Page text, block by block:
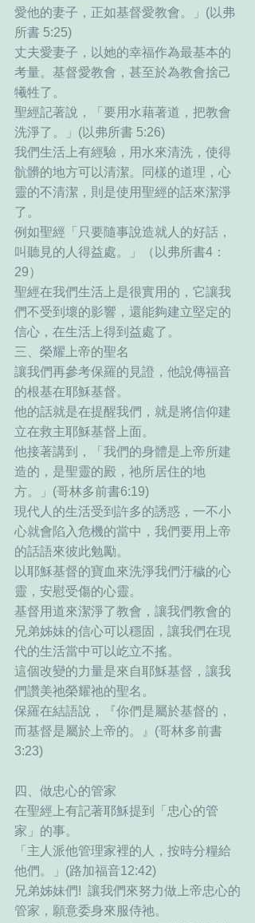
愛他的妻子，正如基督愛教會。」(以弗
所書 5:25)
丈夫愛妻子，以她的幸福作為最基本的
考量。基督愛教會，甚至於為教會捨己
犧牲了。
聖經記著說，「要用水藉著道，把教會
洗淨了。」(以弗所書 5:26)
我們生活上有經驗，用水來清洗，使得
骯髒的地方可以清潔。同樣的道理，心
靈的不清潔，則是使用聖經的話來潔淨
了。
例如聖經「只要隨事說造就人的好話，
叫聽見的人得益處。」（以弗所書4：
29）
聖經在我們生活上是很實用的，它讓我
們不受到壞的影響，還能夠建立堅定的
信心，在生活上得到益處了。
三、榮耀上帝的聖名
讓我們再參考保羅的見證，他說傳福音
的根基在耶穌基督。
他的話就是在提醒我們，就是將信仰建
立在救主耶穌基督上面。
他接著講到，「我們的身體是上帝所建
造的，是聖靈的殿，祂所居住的地
方。」(哥林多前書6:19)
現代人的生活受到許多的誘惑，一不小
心就會陷入危機的當中，我們要用上帝
的話語來彼此勉勵。
以耶穌基督的寶血來洗淨我們汙穢的心
靈，安慰受傷的心靈。
基督用道來潔淨了教會，讓我們教會的
兄弟姊妹的信心可以穩固，讓我們在現
代的生活當中可以屹立不搖。
這個改變的力量是來自耶穌基督，讓我
們讚美祂榮耀祂的聖名。
保羅在結語說，『你們是屬於基督的，
而基督是屬於上帝的。』(哥林多前書
3:23)
四、做忠心的管家
在聖經上有記著耶穌提到「忠心的管
家」的事。
「主人派他管理家裡的人，按時分糧給
他們。」(路加福音12:42)
兄弟姊妹們!  讓我們來努力做上帝忠心的
管家，願意委身來服侍祂。